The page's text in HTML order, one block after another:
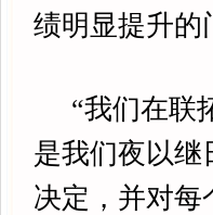
绩明显提升的
“我们在联
是我们夜以继
决定，并对每